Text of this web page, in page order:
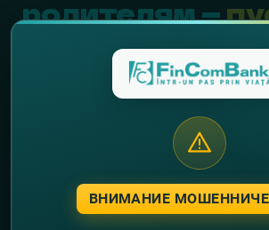
родителям —
будут уверены,
Это
ВНИМАНИЕ